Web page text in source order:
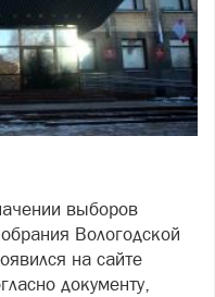
выборов
Вологодской
на сайте
документу,